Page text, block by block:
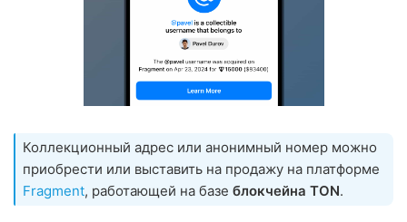
Коллекционный адрес или анонимный номер можно
приобрести или выставить на продажу на платформе
Fragment, работающей на базе блокчейна TON.